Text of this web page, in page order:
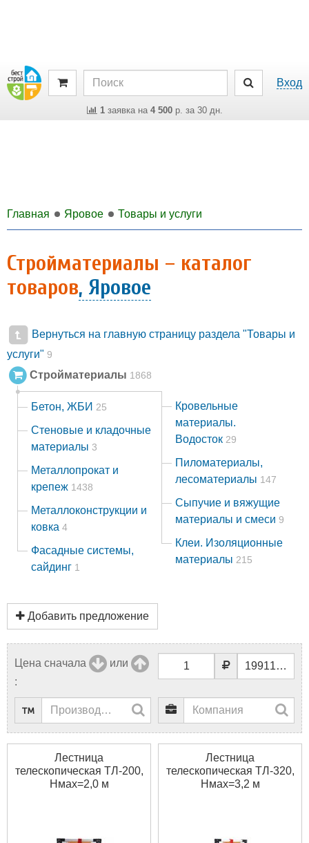
Вход
1заявка на 4 500р. за 30 дн.
Главная Яровое Товары и услуги
Стройматериалы – каталог
товаров, Яровое
Вернуться на главную страницу раздела "Товары и
услуги" 9
Стройматериалы 1868
Бетон, ЖБИ 25
Стеновые и кладочные
материалы 3
Металлопрокат и
крепеж 1438
Металлоконструкции и
ковка 4
Фасадные системы,
сайдинг 1
Кровельные
материалы.
Водосток 29
Пиломатериалы,
лесоматериалы 147
Сыпучие и вяжущие
материалы и смеси 9
Клеи. Изоляционные
материалы 215
Добавить предложение
Цена сначала
или
:
Лестница
телескопическая ТЛ-200,
Нмах=2,0 м
Лестница
телескопическая ТЛ-320,
Нмах=3,2 м